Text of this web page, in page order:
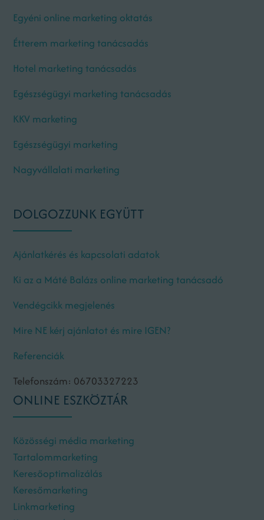
Egyéni online marketing oktatás
Étterem marketing tanácsadás
Hotel marketing tanácsadás
Egészségügyi marketing tanácsadás
KKV marketing
Egészségügyi marketing
Nagyvállalati marketing
DOLGOZZUNK EGYÜTT
Ajánlatkérés és kapcsolati adatok
Ki az a Máté Balázs online marketing tanácsadó
Vendégcikk megjelenés
Mire NE kérj ajánlatot és mire IGEN?
Referenciák
Telefonszám: 06703327223
ONLINE ESZKÖZTÁR
Közösségi média marketing
Tartalommarketing
Keresőoptimalizálás
Keresőmarketing
Linkmarketing